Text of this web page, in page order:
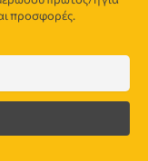
προσφορές.